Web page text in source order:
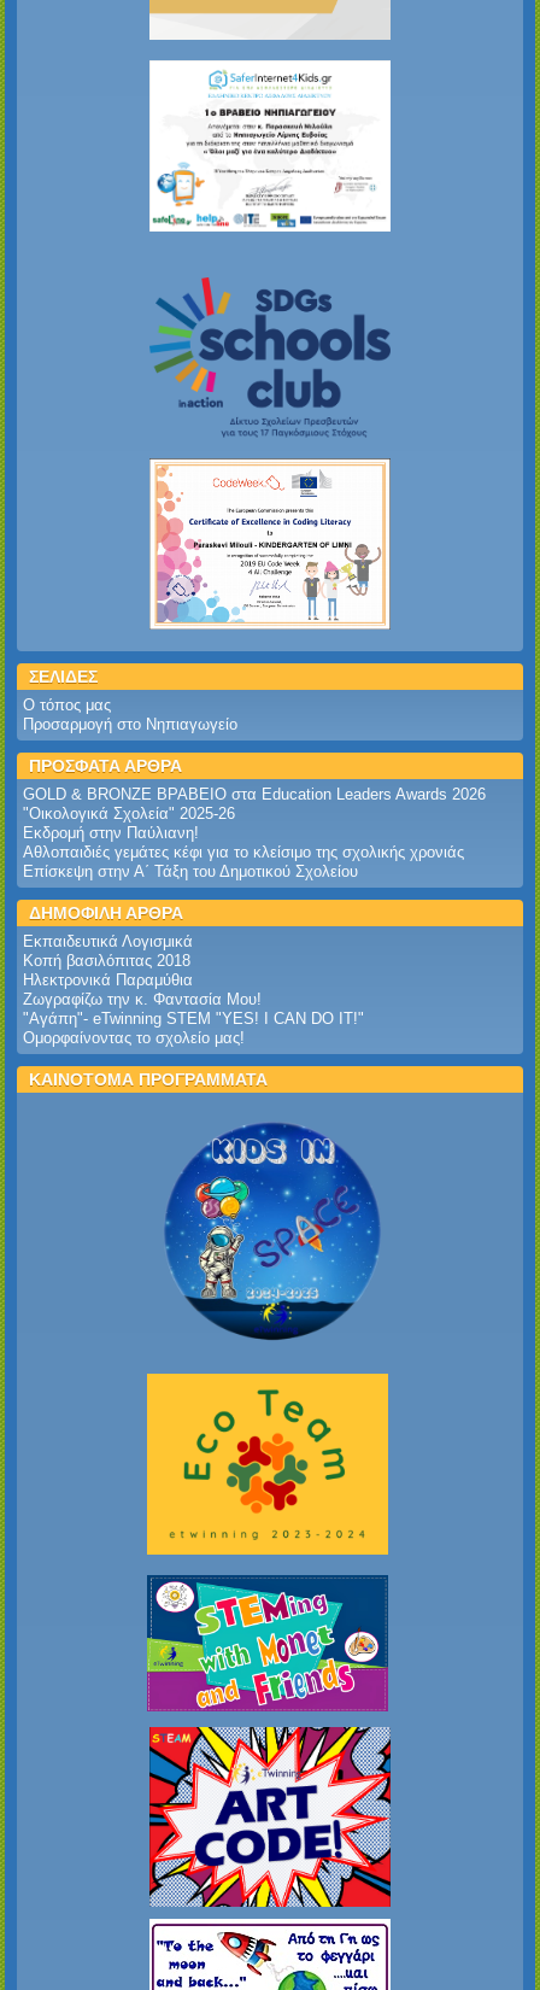
ΣΕΛΙΔΕΣ
Ο τόπος μας
Προσαρμογή στο Νηπιαγωγείο
ΠΡΟΣΦΑΤΑ ΑΡΘΡΑ
GOLD & BRONZE ΒΡΑΒΕΙΟ στα Education Leaders Awards 2026‎
‎"Οικολογικά Σχολεία" 2025-26‎
Εκδρομή στην Παύλιανη!‎
Αθλοπαιδιές γεμάτες κέφι για το κλείσιμο της σχολικής χρονιάς
Επίσκεψη στην Α΄ Τάξη του Δημοτικού Σχολείου
ΔΗΜΟΦΙΛΗ ΑΡΘΡΑ
Εκπαιδευτικά Λογισμικά
Κοπή βασιλόπιτας 2018
Ηλεκτρονικά Παραμύθια
Ζωγραφίζω την κ. Φαντασία Μου!
"Αγάπη"- eTwinning STEM "YES! I CAN DO IT!"
Ομορφαίνοντας το σχολείο μας!
ΚΑΙΝΟΤΟΜΑ ΠΡΟΓΡΑΜΜΑΤΑ